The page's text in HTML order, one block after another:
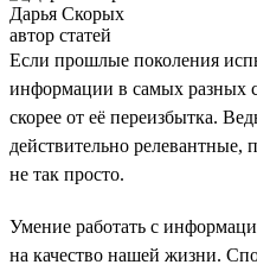
Дарья Скорых
автор статей
Если прошлые поколения
информации в самых разных
скорее от её переизбытка.
действительно
не так просто.
Умение работать с
на качество нашей жизни.